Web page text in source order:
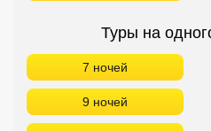
Туры на
7 ночей
9 ночей